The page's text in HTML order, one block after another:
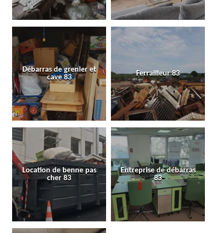
Débarras de grenier et
cave 83
Ferrailleur 83
Location de benne pas
cher 83
Entreprise de débarras
83